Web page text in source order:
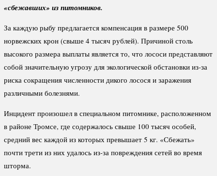
«сбежавших» из питомников.
За каждую рыбу предлагается компенсация в размере 500
норвежских крон (свыше 4 тысяч рублей). Причиной столь
высокого размера выплаты является то, что лососи представляют
собой значительную угрозу для экологической обстановки из-за
риска сокращения численности дикого лосося и заражения
различными болезнями.
Инцидент произошел в специальном питомнике, расположенном
в районе Тромсе, где содержалось свыше 100 тысяч особей,
средний вес каждой из которых превышает 5 кг. «Сбежать»
почти трети из них удалось из-за повреждения сетей во время
шторма.